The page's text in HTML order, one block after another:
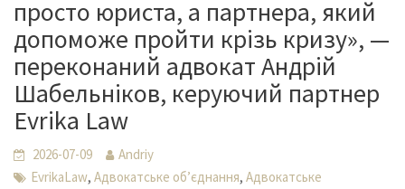
просто юриста, а партнера, який
допоможе пройти крізь кризу», —
переконаний адвокат Андрій
Шабельніков, керуючий партнер
Evrika Law
2026-07-09
Andriy
EvrikaLaw,Адвокатське об’єднання,Адвокатське